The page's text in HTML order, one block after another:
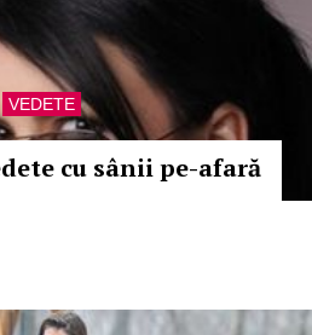
VEDETE
cu sânii pe-afară